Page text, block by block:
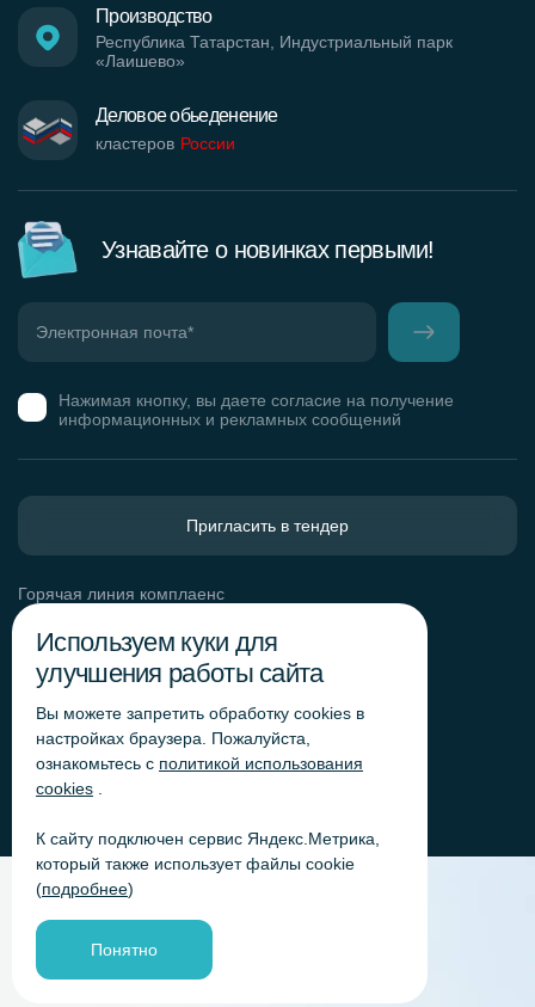
Деловое обьеденение
кластеров России
Производство
Республика Татарстан, Индустриальный парк
«Лаишево»
Узнавайте о новинках первыми!
Нажимая кнопку, вы даете согласие на получение
информационных и рекламных сообщений
Горячая линия комплаенс
Согласие на обработку персональных данных
Политика обработки файлов cookie
Согласие на обработку персональных данных
«Яндекс.Метрика»
Согласие на обработку персональных данных для
получения рекламно-информационных рассылок
Пригласить в тендер
Используем куки для
улучшения работы сайта
Вы можете запретить обработку сookies в
настройках браузера. Пожалуйста,
ознакомьтесь с политикой использования
cookies
К сайту подключен сервис Яндекс.Метрика,
который также использует файлы cookie
(подробнее)
Понятно